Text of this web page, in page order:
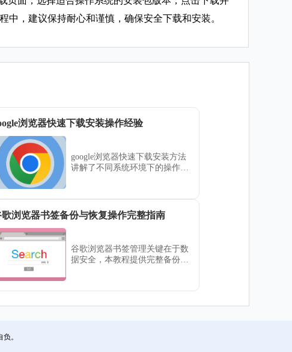
，建议保持耐心和谨慎，确保安全下载和安装。
浏览器快速下载安装操作经验
google浏览器快速下载安装方法
讲解了不同系统环境下的操作技
歌浏览器书签备份与恢复操作完整指南
谷歌浏览器书签管理关键在于数
据安全，本教程提供完整备份与
。